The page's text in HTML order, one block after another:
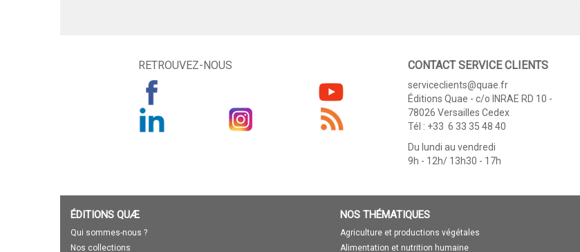
RETROUVEZ-NOUS CONTACT SERVICE CLIENTS
serviceclients@quae.fr
Éditions Quae - c/o INRAE RD 10 -
78026 Versailles Cedex
Tél : +33 6 33 35 48 40
Du lundi au vendredi
9h - 12h/ 13h30 - 17h
ÉDITIONS QUÆ
Qui sommes-nous ?
Nos collections
NOS THÉMATIQUES
Agriculture et productions végétales
Alimentation et nutrition humaine